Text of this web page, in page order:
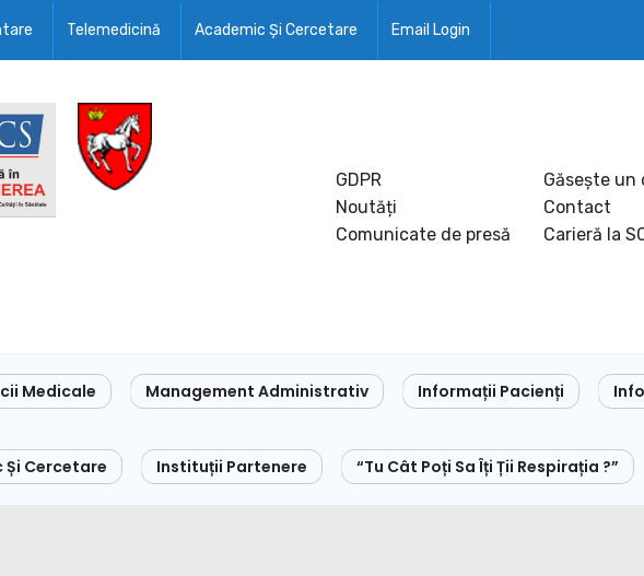
Telemedicină Academic Și Cercetare Email Login
GDPR
Noutăți
Comunicate de presă
Găsește un
Contact
Carieră la
Medicale Management Administrativ Informații Pacienți
Și Cercetare Instituții Partenere “Tu Cât Poți Sa Îți Ții Respirația ?”